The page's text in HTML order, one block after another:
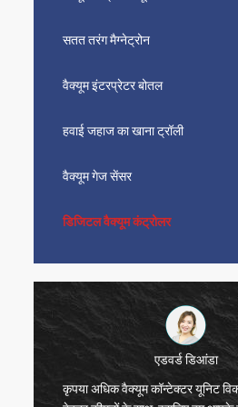
सतत तरंग मैग्नेट्रोन
वैक्यूम इंटरप्रेटर बोतल
हवाई जहाज का खाना ट्रॉली
वैक्यूम गेज सेंसर
डिजिटल वैक्यूम कंट्रोलर
एडवर्ड डिआंडा
कृपया अधिक वैक्यूम कॉन्टेक्टर यूनिट